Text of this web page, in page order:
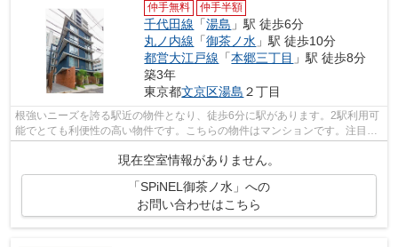
仲手無料 仲手半額
千代田線 「湯島 」駅 徒歩6分
丸ノ内線 「御茶ノ水 」駅 徒歩10分
都営大江戸線 「本郷三丁目 」駅 徒歩8分
築3年
東京都文京区湯島 ２丁目
根強いニーズを誇る駅近の物件となり、徒歩6分に駅があります。2駅利用可
能でとても利便性の高い物件です。こちらの物件はマンションです。注目を
現在空室情報がありません。
「SPiNEL御茶ノ水」への
お問い合わせはこちら